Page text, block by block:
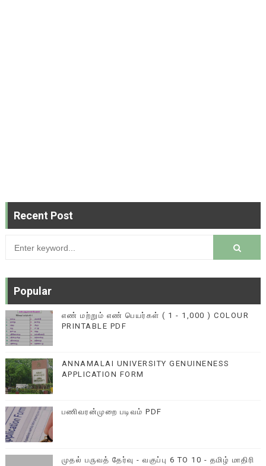
Recent Post
Popular
எண் மற்றும் எண் பெயர்கள் ( 1 - 1,000 ) COLOUR
PRINTABLE PDF
ANNAMALAI UNIVERSITY GENUINENESS
APPLICATION FORM
பணிவரன்முறை படிவம் PDF
முதல் பருவத் தேர்வு - வகுப்பு 6 TO 10 - தமிழ் மாதிரி